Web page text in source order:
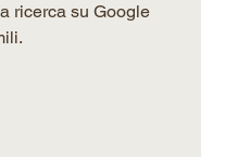
ricerca su Google